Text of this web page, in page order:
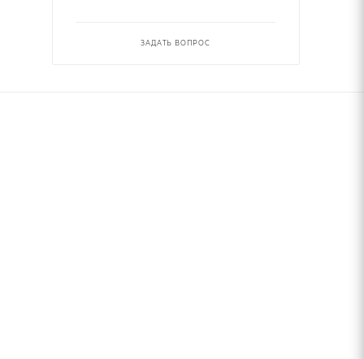
ЗАДАТЬ ВОПРОС